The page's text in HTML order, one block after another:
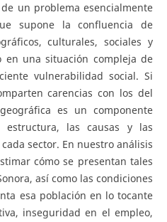
un problema esencialmente
supone la confluencia de
culturales, sociales y
en una situación compleja de
vulnerabilidad social. Si
carencias con los del
es un componente
las causas y las
sector. En nuestro análisis
cómo se presentan tales
así como las condiciones
esa población en lo tocante
inseguridad en el empleo,